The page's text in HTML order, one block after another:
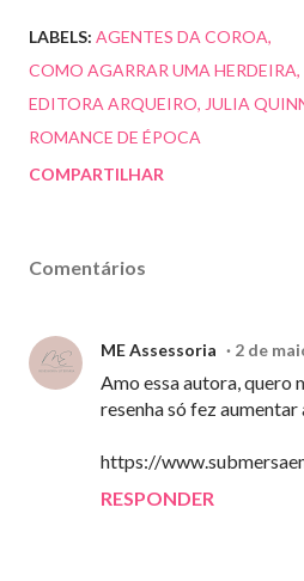
LABELS: AGENTES DA COROA
COMO AGARRAR UMA HERDEIRA
EDITORA ARQUEIRO JULIA
ROMANCE DE ÉPOCA
COMPARTILHAR
Comentários
ME Assessoria 2 de
Amo essa autora, quero
resenha só fez
https://
RESPONDER